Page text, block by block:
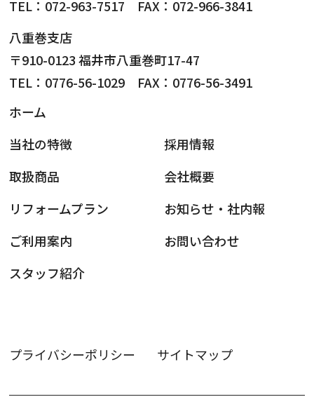
TEL：072-963-7517 FAX：072-966-3841
八重巻支店
〒910-0123 福井市八重巻町17-47
TEL：0776-56-1029 FAX：0776-56-3491
ホーム
当社の特徴
取扱商品
リフォームプラン
ご利用案内
スタッフ紹介
採用情報
会社概要
お知らせ・社内報
お問い合わせ
プライバシーポリシー サイトマップ